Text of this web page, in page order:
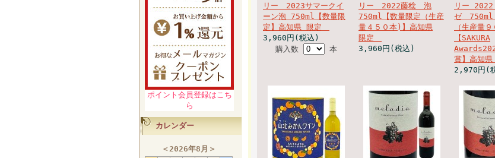
ポイント会員登録はこち
ら
カレンダー
＜2026年8月 ＞
リー 2023サマークイ
ーン泡 750ml【数量限
定】高知県 限定
3,960円(税込)
購入数
本
リー 2022藤稔 泡
750ml【数量限定（生産
量４５０本)】高知県
限定
3,960円(税込)
リー
ゼ 750ml
（生産量
【SAKURA
賞】高知
2,970円(